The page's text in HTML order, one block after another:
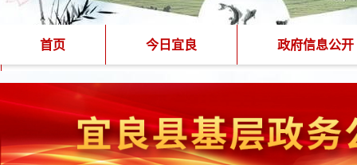
首页 今日宜良 政府信息公开